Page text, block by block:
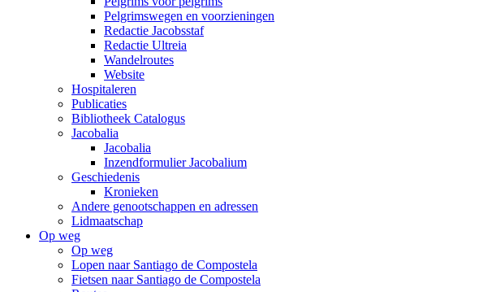
Pelgrimswegen en voorzieningen
Redactie Jacobsstaf
Redactie Ultreia
Wandelroutes
Website
Hospitaleren
Publicaties
Bibliotheek Catalogus
Jacobalia
Jacobalia
Inzendformulier Jacobalium
Geschiedenis
Kronieken
Andere genootschappen en adressen
Lidmaatschap
Op weg
Op weg
Lopen naar Santiago de Compostela
Fietsen naar Santiago de Compostela